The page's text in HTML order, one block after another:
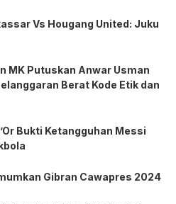
Vs Hougang United: Juku
MK Putuskan Anwar Usman
Berat Kode Etik dan
Bukti Ketangguhan Messi
Gibran Cawapres 2024